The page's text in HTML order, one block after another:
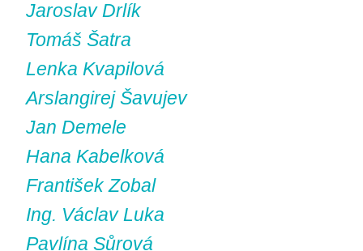
Jaroslav Drlík
Tomáš Šatra
Lenka Kvapilová
Arslangirej Šavujev
Jan Demele
Hana Kabelková
František Zobal
Ing. Václav Luka
Pavlína Sůrová